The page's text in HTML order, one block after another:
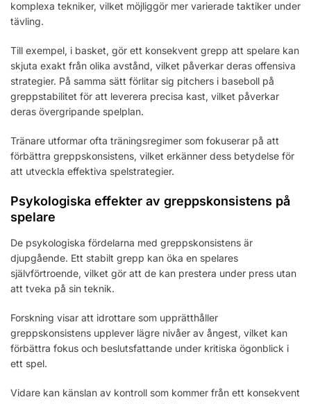
komplexa tekniker, vilket möjliggör mer varierade taktiker under
tävling.
Till exempel, i basket, gör ett konsekvent grepp att spelare kan
skjuta exakt från olika avstånd, vilket påverkar deras offensiva
strategier. På samma sätt förlitar sig pitchers i baseboll på
greppstabilitet för att leverera precisa kast, vilket påverkar
deras övergripande spelplan.
Tränare utformar ofta träningsregimer som fokuserar på att
förbättra greppskonsistens, vilket erkänner dess betydelse för
att utveckla effektiva spelstrategier.
Psykologiska effekter av greppskonsistens på
spelare
De psykologiska fördelarna med greppskonsistens är
djupgående. Ett stabilt grepp kan öka en spelares
självförtroende, vilket gör att de kan prestera under press utan
att tveka på sin teknik.
Forskning visar att idrottare som upprätthåller
greppskonsistens upplever lägre nivåer av ångest, vilket kan
förbättra fokus och beslutsfattande under kritiska ögonblick i
ett spel.
Vidare kan känslan av kontroll som kommer från ett konsekvent